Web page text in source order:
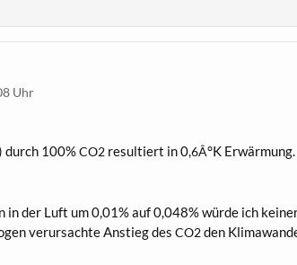
Uhr
durch 100%CO2resul­tiert in 0,6Â°K Erwärmung.
in der Luft um 0,01% auf 0,048% wür­de ich
ver­ur­sach­te Anstieg des CO2den